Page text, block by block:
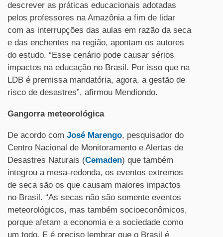
descrever as práticas educacionais adotadas
pelos professores na Amazônia a fim de lidar
com as interrupções das aulas em razão da seca
e das enchentes na região, apontam os autores
do estudo. “Esse cenário pode causar sérios
impactos na educação no Brasil. Por isso que na
LDB é premissa mandatória, agora, a gestão de
risco de desastres”, afirmou Mendiondo.
Gangorra meteorológica
De acordo com José Marengo, pesquisador do
Centro Nacional de Monitoramento e Alertas de
Desastres Naturais (Cemaden) que também
integrou a mesa-redonda, os eventos extremos
de seca são os que causam maiores impactos
no Brasil. “As secas não são somente eventos
meteorológicos, mas também socioeconômicos,
porque afetam a economia e a sociedade como
um todo. E é preciso lembrar que o Brasil é